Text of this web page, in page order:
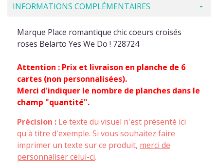
INFORMATIONS COMPLÉMENTAIRES
Marque Place romantique chic coeurs croisés
roses Belarto Yes We Do ! 728724
Attention : Prix et livraison en planche de 6
cartes (non personnalisées).
Merci d'indiquer le nombre de planches dans le
champ "quantité".
Précision : Le texte du visuel n'est présenté ici
qu'à titre d'exemple. Si vous souhaitez faire
imprimer un texte sur ce produit, merci de
personnaliser celui-ci.